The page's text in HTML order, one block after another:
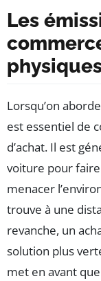
Les
Lorsqu’on
est essentiel de
d’achat. Il est
voiture pour
menacer
trouve à une
revanche, un
solution plus
met en avant